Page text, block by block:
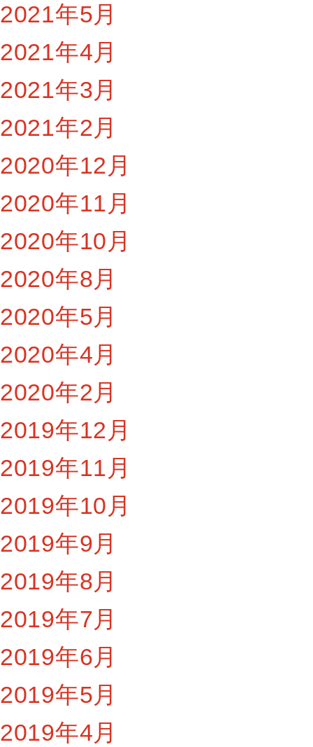
2021年5月
2021年4月
2021年3月
2021年2月
2020年12月
2020年11月
2020年10月
2020年8月
2020年5月
2020年4月
2020年2月
2019年12月
2019年11月
2019年10月
2019年9月
2019年8月
2019年7月
2019年6月
2019年5月
2019年4月